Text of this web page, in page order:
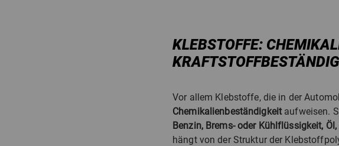
KLEBSTOFFE:
KRAFTSTOFFBESTÄNDIG
Vor allem Klebstoffe, die in der
Chemikalienbeständigkeitaufweisen.
Benzin, Brems- oder Kühlflüssigkeit,
hängt von der Struktur der